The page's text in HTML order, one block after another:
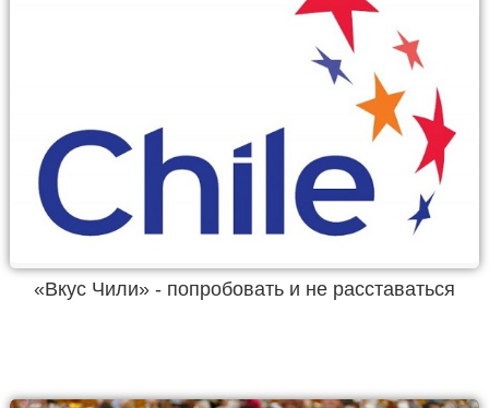
«Вкус Чили» - попробовать и не расставаться